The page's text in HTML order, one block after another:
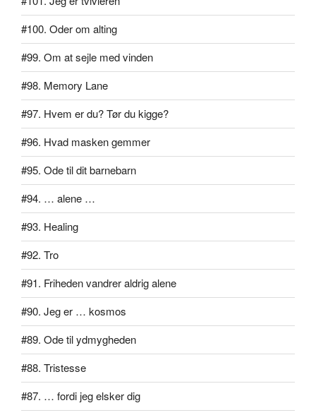
#100. Oder om alting
#99. Om at sejle med vinden
#98. Memory Lane
#97. Hvem er du? Tør du kigge?
#96. Hvad masken gemmer
#95. Ode til dit barnebarn
#94. … alene …
#93. Healing
#92. Tro
#91. Friheden vandrer aldrig alene
#90. Jeg er … kosmos
#89. Ode til ydmygheden
#88. Tristesse
#87. … fordi jeg elsker dig